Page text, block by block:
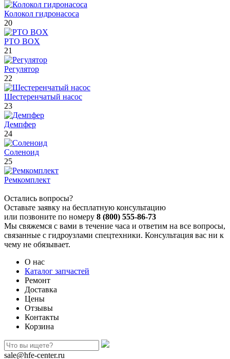
Колокол гидронасоса
20
PTO BOX
21
Регулятор
22
Шестеренчатый насос
23
Демпфер
24
Соленоид
25
Ремкомплект
Остались вопросы?
Оставьте заявку на бесплатную консультацию
или позвоните по номеру 8 (800) 555-86-73
Мы свяжемся с вами в течение часа и ответим на все вопросы,
связанные с гидроузлами спецтехники. Консультация вас ни к
чему не обязывает.
О нас
Каталог запчастей
Ремонт
Доставка
Цены
Отзывы
Контакты
Корзина
sale@hfe-center.ru